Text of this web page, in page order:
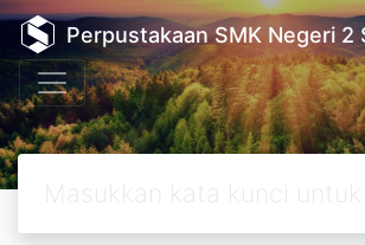
Perpustakaan SMK Negeri 2